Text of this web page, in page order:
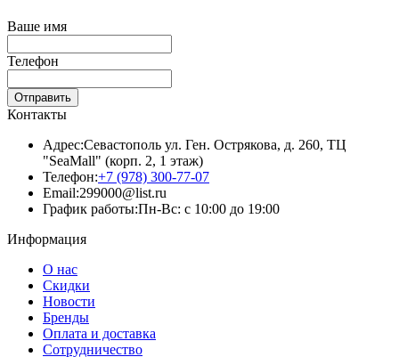
Ваше имя
Телефон
Отправить
Контакты
Адрес:Севастополь ул. Ген. Острякова, д. 260, ТЦ
"SeaMall" (корп. 2, 1 этаж)
Телефон:+7 (978) 300-77-07
Email:299000@list.ru
График работы:Пн-Вс: с 10:00 до 19:00
Информация
О нас
Скидки
Новости
Бренды
Оплата и доставка
Сотрудничество